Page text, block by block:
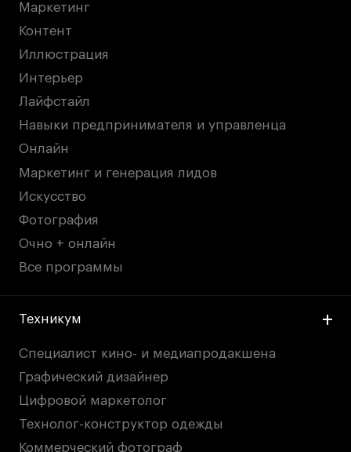
Маркетинг
Контент
Иллюстрация
Интерьер
Лайфстайл
Навыки предпринимателя и управленца
Онлайн
Маркетинг и генерация лидов
Искусство
Фотография
Очно + онлайн
Все программы
Техникум
Специалист кино- и медиапродакшена
Графический дизайнер
Цифровой маркетолог
Технолог-конструктор одежды
Коммерческий фотограф